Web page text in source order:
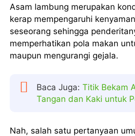
Asam lambung merupakan
kerap mempengaruhi
seseorang sehingga
memperhatikan pola makan
maupun mengurangi gejala.
Baca Juga: Titik Bekam
Tangan dan Kaki untuk
Nah, salah satu pertanyaan